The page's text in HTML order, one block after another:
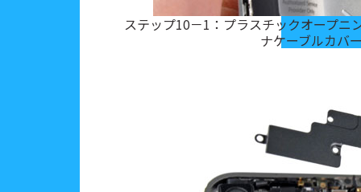
ステップ10－1：プラスチックオープニ
ナケーブルカバ